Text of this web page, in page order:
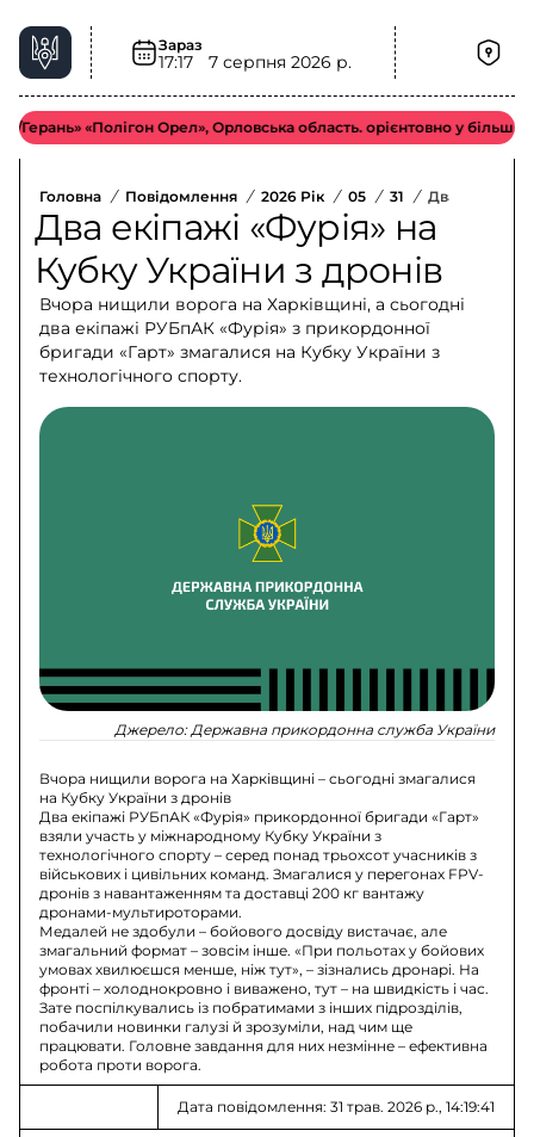
Зараз
17:17 7 серпня 2026 р.
«Полігон Орел», Орловська область. орієнтовно у більш
Головна / Повідомлення / 2026 Рік / 05 / 31 / Два Екіпажі
Два екіпажі «Фурія» на
Кубку України з дронів
Вчора нищили ворога на Харківщині, а сьогодні
два екіпажі РУБпАК «Фурія» з прикордонної
бригади «Гарт» змагалися на Кубку України з
технологічного спорту.
Джерело: Державна прикордонна служба України
Вчора нищили ворога на Харківщині – сьогодні змагалися
на Кубку України з дронів
Два екіпажі РУБпАК «Фурія» прикордонної бригади «Гарт»
взяли участь у міжнародному Кубку України з
технологічного спорту – серед понад трьохсот учасників з
військових і цивільних команд. Змагалися у перегонах FPV-
дронів з навантаженням та доставці 200 кг вантажу
дронами-мультироторами.
Медалей не здобули – бойового досвіду вистачає, але
змагальний формат – зовсім інше. «При польотах у бойових
умовах хвилюєшся менше, ніж тут», – зізнались дронарі. На
фронті – холоднокровно і виважено, тут – на швидкість і час.
Зате поспілкувались із побратимами з інших підрозділів,
побачили новинки галузі й зрозуміли, над чим ще
працювати. Головне завдання для них незмінне – ефективна
робота проти ворога.
Дата повідомлення: 31 трав. 2026 р., 14:19:41